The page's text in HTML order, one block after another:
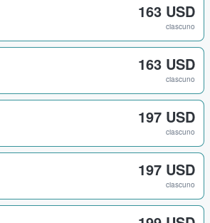
163 USD
ciascuno
163 USD
ciascuno
197 USD
ciascuno
197 USD
ciascuno